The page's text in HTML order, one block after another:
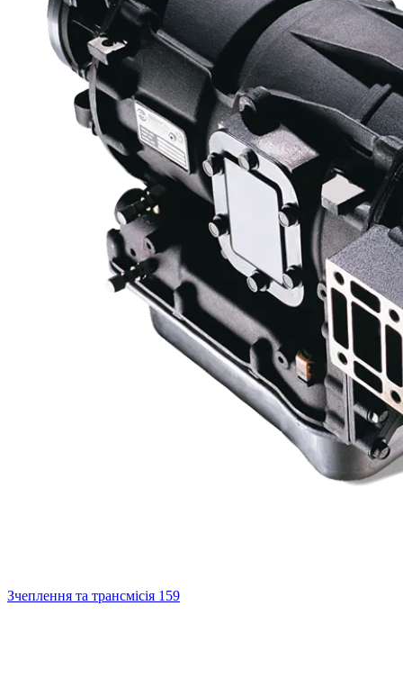
Зчеплення та трансмісія 159